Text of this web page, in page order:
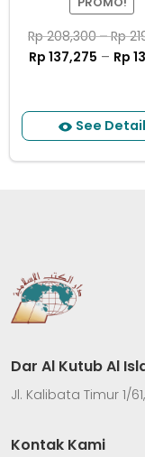
Rp208,300–Rp
Rp 137,275 – Rp
See Detail
Dar Al Kutub Al
Jl. Kalibata Timur 1/
Kontak Kami